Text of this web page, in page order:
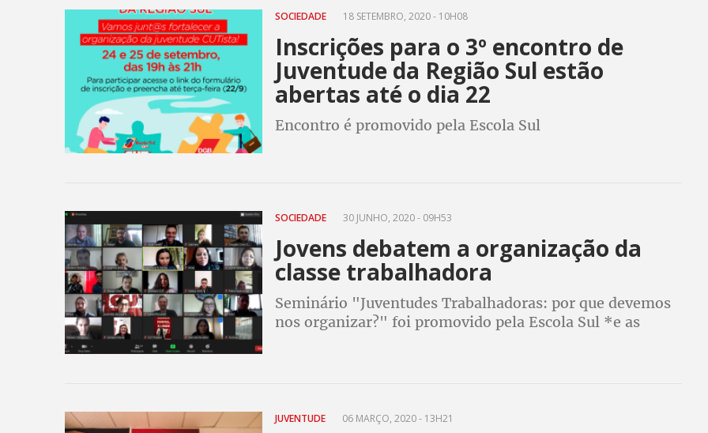
SOCIEDADE 18 SETEMBRO, 2020 - 10H08
Inscrições para o 3º encontro de
Juventude da Região Sul estão
abertas até o dia 22
Encontro é promovido pela Escola Sul
SOCIEDADE 30 JUNHO, 2020 - 09H53
Jovens debatem a organização da
classe trabalhadora
Seminário "Juventudes Trabalhadoras: por que devemos
nos organizar?" foi promovido pela Escola Sul *e as
JUVENTUDE 06 MARÇO, 2020 - 13H21